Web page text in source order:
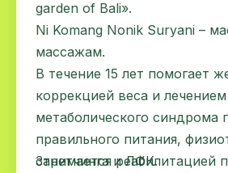
garden of Bali».
Ni Komang Nonik Suryani –
массажам.
В течение 15 лет помогает
коррекцией веса и лечением
метаболического
правильного питания,
стретчинга и ЛФК.
Занимается реабилитацией